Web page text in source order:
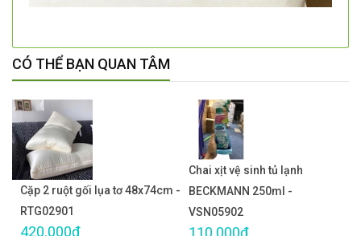
CÓ THỂ BẠN QUAN TÂM
Cặp 2 ruột gối lụa tơ 48x74cm -
RTG02901
420.000₫
Chai xịt vệ sinh tủ lạnh
BECKMANN 250ml -
VSN05902
110.000₫